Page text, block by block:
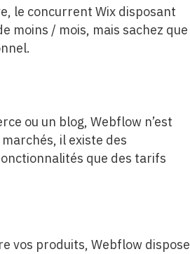
le concurrent Wix disposant
moins / mois, mais sachez que
ou un blog, Webflow n’est
il existe des
que des tarifs
vos produits, Webflow dispose